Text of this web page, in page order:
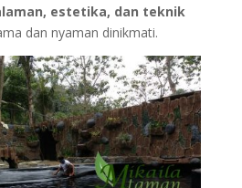
estetika, dan teknik
dan nyaman dinikmati.